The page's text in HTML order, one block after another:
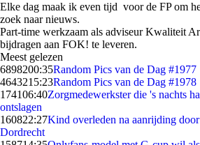
Elke dag maak ik even tijd voor de FP om
zoek naar nieuws.
Part-time werkzaam als adviseur Kwaliteit
bijdragen aan FOK! te leveren.
Meest gelezen
6898200:35Random Pics van de Dag #1977
4643215:23Random Pics van de Dag #1978
174106:40Zorgmedewerkster die 's nachts
ontslagen
160822:27Kind overleden na aanrijding
Dordrecht